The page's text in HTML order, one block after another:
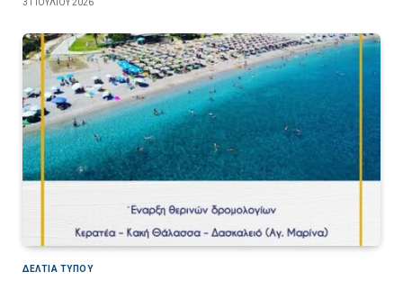
ΔΕΛΤΙΑ ΤΥΠΟΥ